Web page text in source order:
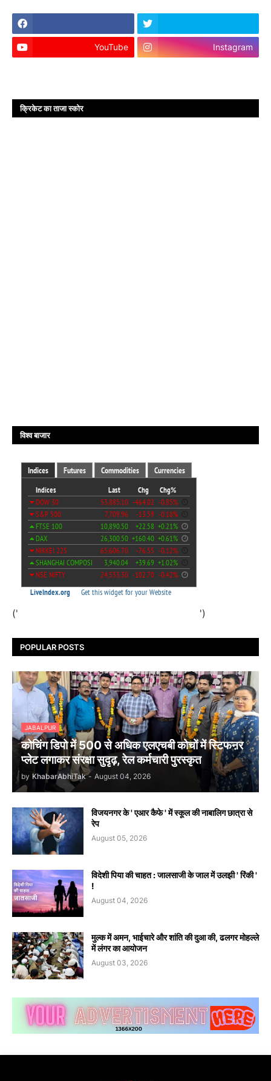
YouTube Instagram
क्रिकेट का ताजा स्कोर
विश्व बाजार
(' ')
POPULAR POSTS
JABALPUR
कोचिंग डिपो में 500 से अधिक एलएचबी कोचों में स्टिफऩर
प्लेट लगाकर संरक्षा सुदृढ़, रेल कर्मचारी पुरस्कृत
by KhabarAbhiTak - August 04, 2026
विजयनगर के ' एआर कैफे ' में स्कूल की नाबालिग छात्रा से
रेप
August 05, 2026
विदेशी पिया की चाहत : जालसाजी के जाल में उलझी ' रिंकी '
!
August 04, 2026
मुल्क में अमन, भाईचारे और शांति की दुआ की, ढलगर मोहल्ले
में लंगर का आयोजन
August 03, 2026